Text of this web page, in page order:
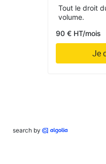
Tout le droit
volume.
90 € HT/mois
Je
search by